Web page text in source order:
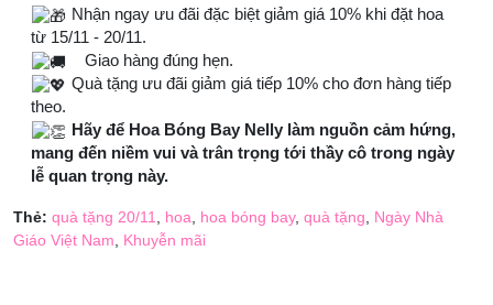
Nhận ngay ưu đãi đặc biệt giảm giá 10% khi đặt hoa
từ 15/11 - 20/11.
Giao hàng đúng hẹn.
Quà tặng ưu đãi giảm giá tiếp 10% cho đơn hàng tiếp
theo.
Hãy để Hoa Bóng Bay Nelly làm nguồn cảm hứng,
mang đến niềm vui và trân trọng tới thầy cô trong ngày
lễ quan trọng này.
Thẻ: quà tặng 20/11, hoa, hoa bóng bay, quà tặng, Ngày Nhà
Giáo Việt Nam, Khuyễn mãi